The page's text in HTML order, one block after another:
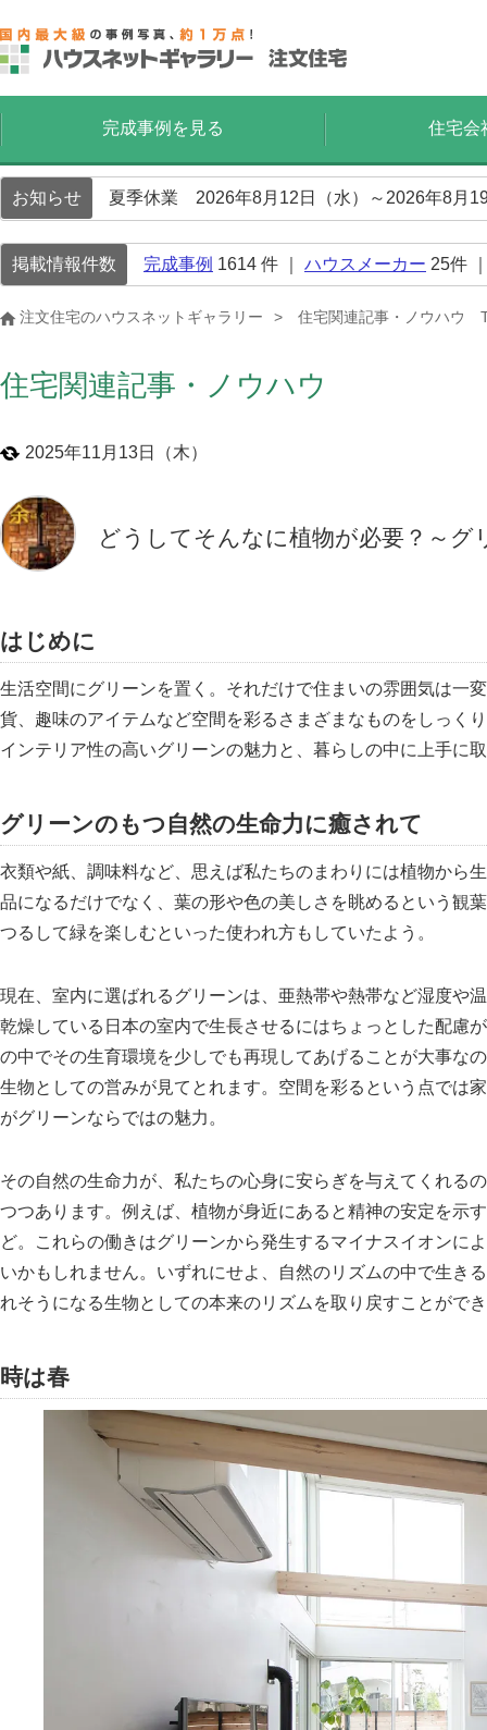
完成事例を見る 住宅会
お知らせ 夏季休業 2026年8月12日（水）～2026年8月
掲載情報件数 完成事例 1614 件 ｜ ハウスメーカー 25件
注文住宅のハウスネットギャラリー 住宅関連記事・ノウハウ
住宅関連記事・ノウハウ
2025年11月13日（木）
どうしてそんなに植物が必要？～グ
はじめに
生活空間にグリーンを置く。それだけで住まいの雰囲気は一
貨、趣味のアイテムなど空間を彩るさまざまなものをしっく
インテリア性の高いグリーンの魅力と、暮らしの中に上手に
グリーンのもつ自然の生命力に癒されて
衣類や紙、調味料など、思えば私たちのまわりには植物から
品になるだけでなく、葉の形や色の美しさを眺めるという観
つるして緑を楽しむといった使われ方もしていたよう。
現在、室内に選ばれるグリーンは、亜熱帯や熱帯など湿度や
乾燥している日本の室内で生長させるにはちょっとした配慮
の中でその生育環境を少しでも再現してあげることが大事な
生物としての営みが見てとれます。空間を彩るという点では
がグリーンならではの魅力。
その自然の生命力が、私たちの心身に安らぎを与えてくれる
つつあります。例えば、植物が身近にあると精神の安定を示
ど。これらの働きはグリーンから発生するマイナスイオンに
いかもしれません。いずれにせよ、自然のリズムの中で生き
れそうになる生物としての本来のリズムを取り戻すことがで
時は春